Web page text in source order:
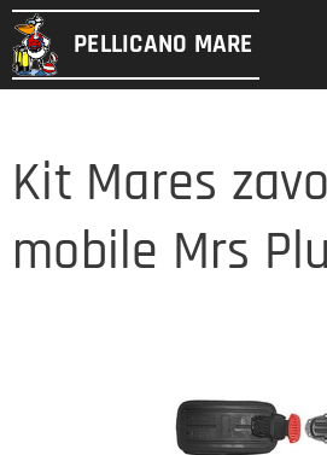
PELLICANO MARE
Kit Mares
mobile Mrs